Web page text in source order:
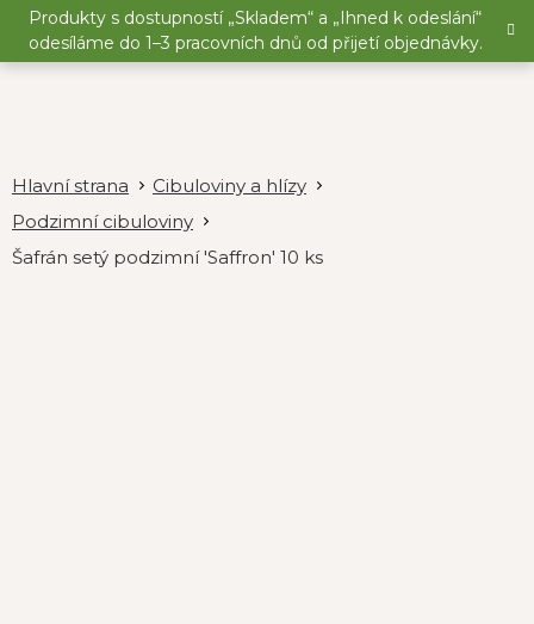
Přejít
obsah
Produkty s dostupností „Skladem“ a „Ihned k odeslání“
odesíláme do 1–3 pracovních dnů od přijetí objednávky.
Cibuloviny a hlízy
Podzimní cibuloviny
Šafrán setý podzimní 'Saffron' 10 ks